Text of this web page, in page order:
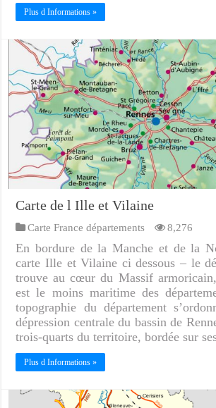
Plus d Informations »
Carte de l Ille et Vilaine
Carte France départements 8,276
En bordure de la Manche et de la
carte Ille et Vilaine ci dessous – le
trouve au cœur du Massif
est le moins maritime des
topographie du département
dépression centrale du bassin de
trois-quarts du territoire, bordée sur
Plus d Informations »